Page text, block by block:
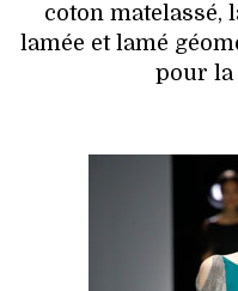
coton matelassé,
lamée et lamé
pour la